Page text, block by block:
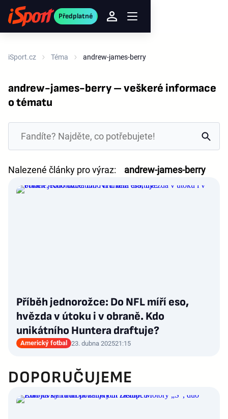
Předplatné
iSport.cz Téma andrew-james-berry
andrew-james-berry – veškeré informace
o tématu
Nalezené články pro výraz: andrew-james-berry
Příběh jednorožce: Do NFL míří eso,
hvězda v útoku i v obraně. Kdo
unikátního Huntera draftuje?
Americký fotbal 23. dubna 202521:15
DOPORUČUJEME